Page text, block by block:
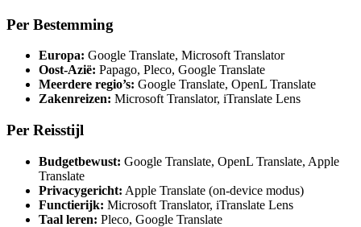
Per Bestemming
Europa: Google Translate, Microsoft Translator
Oost-Azië: Papago, Pleco, Google Translate
Meerdere regio’s: Google Translate, OpenL Translate
Zakenreizen: Microsoft Translator, iTranslate Lens
Per Reisstijl
Budgetbewust: Google Translate, OpenL Translate, Apple
Translate
Privacygericht: Apple Translate (on-device modus)
Functierijk: Microsoft Translator, iTranslate Lens
Taal leren: Pleco, Google Translate